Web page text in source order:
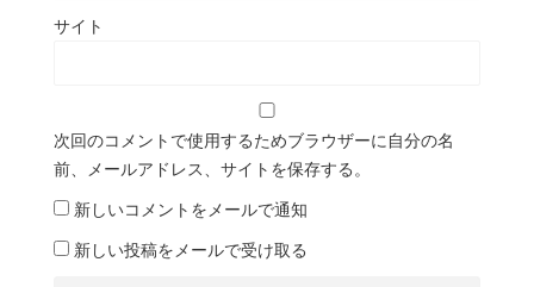
サイト
次回のコメントで使用するためブラウザーに自分の名
前、メールアドレス、サイトを保存する。
新しいコメントをメールで通知
新しい投稿をメールで受け取る